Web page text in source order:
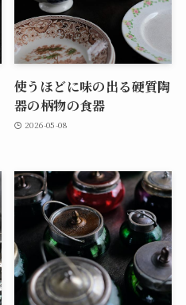
使うほどに味の出る硬質陶
器の柄物の食器
2026-05-08